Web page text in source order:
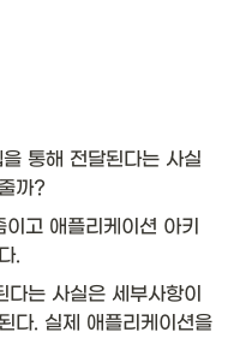
통해 전달된다는 사실
까?
고 애플리케이션 아키
.
는 사실은 세부사항이
다. 실제 애플리케이션을